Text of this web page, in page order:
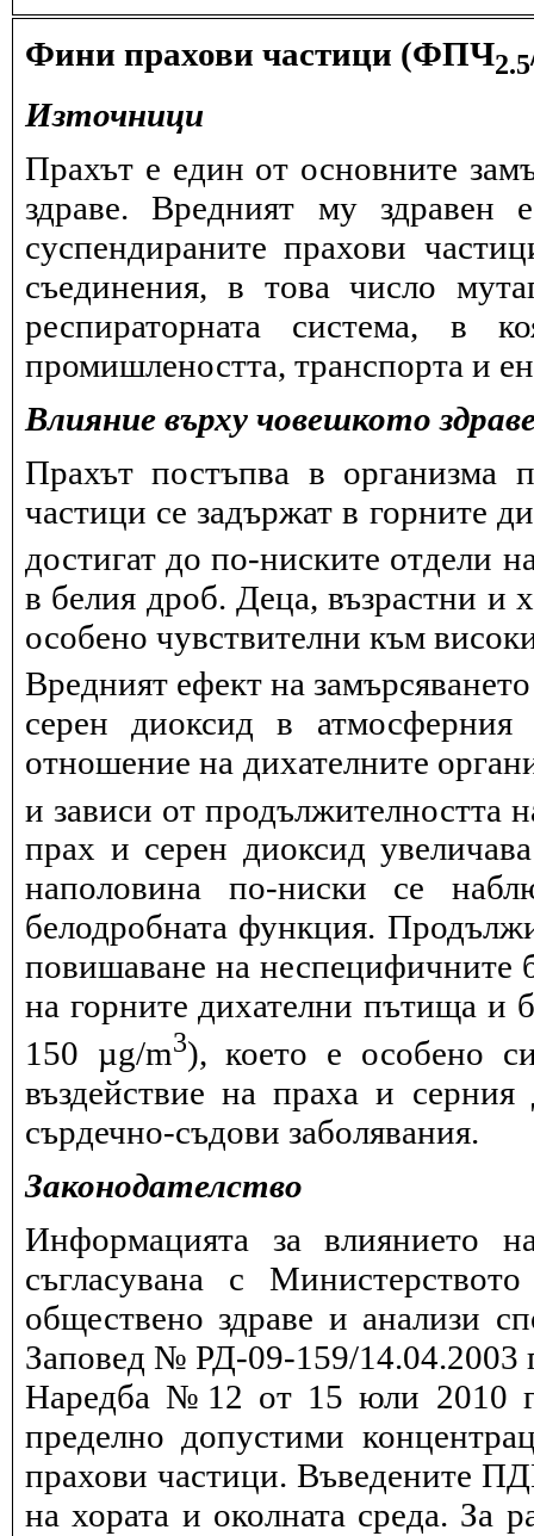
Фини прахови частици (ФПЧ2.5
Източници
Прахът е един от основните
здраве. Вредният му здравен
суспендираните прахови
съединения, в това число
респираторната система, в
промишлеността, транспорта и
Влияние върху човешкото
Прахът постъпва в организма
частици се задържат в горните
достигат до по-ниските отдели
в белия дроб. Деца, възрастни и
особено чувствителни към
Вредният ефект на
серен диоксид в атмосферния
отношение на дихателните
и зависи от продължителността
прах и серен диоксид
наполовина по-ниски се
белодробната функция.
повишаване на неспецифичните
на горните дихателни пътища и
150 µg/m3), което е особено
въздействие на праха и
сърдечно-съдови заболявания.
Законодателство
Информацията за влиянието
съгласувана с
обществено здраве и анализи
Заповед № РД-09-159/14.04.2003
Наредба №12 от 15 юли 2010
пределно допустими
прахови частици. Въведените
на хората и околната среда. За